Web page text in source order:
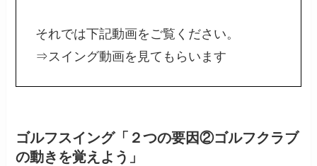
それでは下記動画をご覧ください。
⇒スイング動画を見てもらいます
ゴルフスイング「２つの要因②ゴルフクラブ
の動きを覚えよう」